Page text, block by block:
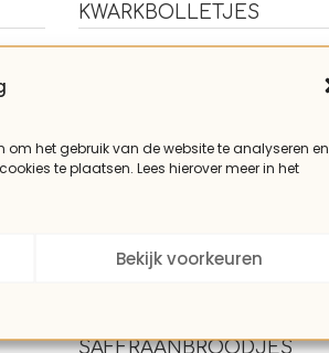
het gebruik van de website te analyseren en
te plaatsen. Lees hierover meer in het
Bekijk voorkeuren
KWARKBOLLETJES
SAFFRAANBROODJES